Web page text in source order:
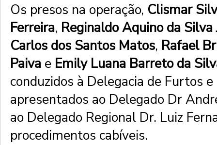
Os presos na operação, Clismar
Ferreira, Reginaldo Aquino da Silva
Carlos dos Santos Matos, Rafael
Paiva e Emily Luana Barreto da
conduzidos à Delegacia de Furtos
apresentados ao Delegado Dr
ao Delegado Regional Dr. Luiz
procedimentos cabíveis.